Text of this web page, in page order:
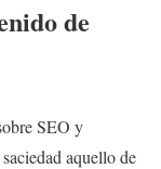
de
SEO y
aquello de